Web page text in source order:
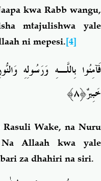
kwa Rabb wangu,
mtajulishwa yale
ni mepesi.[4]
فَآمِنُوا بِاللَّـهِ وَرَسُولِهِ
خَبِيرٌ﴿٨﴾
Wake, na Nuru
Na Allaah kwa yale
za dhahiri na siri.